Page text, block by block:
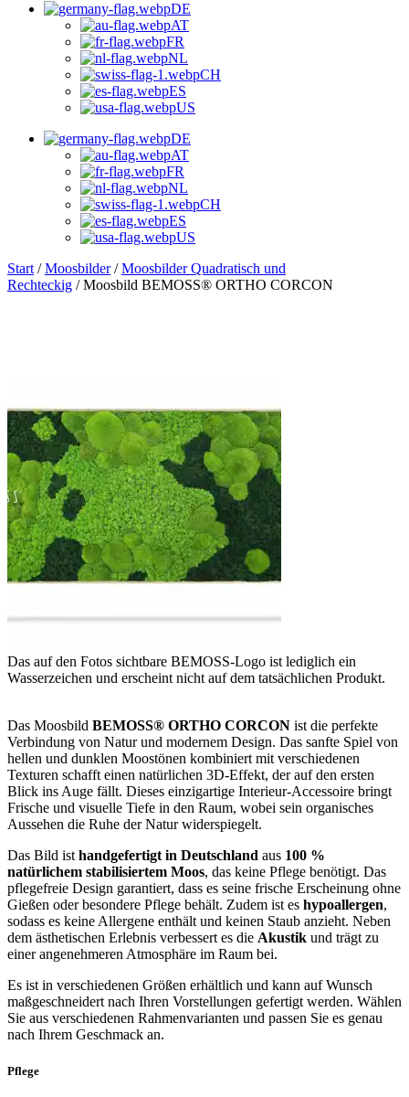
DE
AT
FR
NL
CH
ES
US
DE
AT
FR
NL
CH
ES
US
Start /Moosbilder/Moosbilder Quadratisch und
Rechteckig / Moosbild BEMOSS® ORTHO CORCON
Das auf den Fotos sichtbare BEMOSS-Logo ist lediglich ein
Wasserzeichen und erscheint nicht auf dem tatsächlichen Produkt.
Das Moosbild BEMOSS® ORTHO CORCON ist die perfekte
Verbindung von Natur und modernem Design. Das sanfte Spiel von
hellen und dunklen Moostönen kombiniert mit verschiedenen
Texturen schafft einen natürlichen 3D-Effekt, der auf den ersten
Blick ins Auge fällt. Dieses einzigartige Interieur-Accessoire bringt
Frische und visuelle Tiefe in den Raum, wobei sein organisches
Aussehen die Ruhe der Natur widerspiegelt.
Das Bild ist handgefertigt in Deutschland aus 100 %
natürlichem stabilisiertem Moos, das keine Pflege benötigt. Das
pflegefreie Design garantiert, dass es seine frische Erscheinung ohne
Gießen oder besondere Pflege behält. Zudem ist es hypoallergen,
sodass es keine Allergene enthält und keinen Staub anzieht. Neben
dem ästhetischen Erlebnis verbessert es die Akustik und trägt zu
einer angenehmeren Atmosphäre im Raum bei.
Es ist in verschiedenen Größen erhältlich und kann auf Wunsch
maßgeschneidert nach Ihren Vorstellungen gefertigt werden. Wählen
Sie aus verschiedenen Rahmenvarianten und passen Sie es genau
nach Ihrem Geschmack an.
Pflege